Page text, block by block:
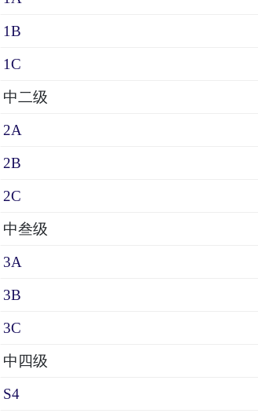
1B
1C
中二级
2A
2B
2C
中叁级
3A
3B
3C
中四级
S4